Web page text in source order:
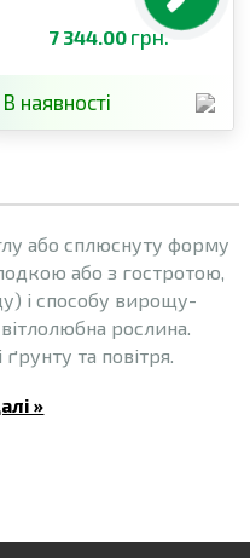
7 344.00 грн.
В наявності
або сплюснуту форму
або з гостротою,
і способу вирощу-
рослина.
та повітря.
»